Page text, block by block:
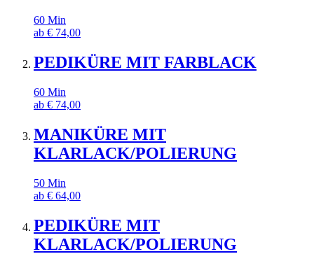
60 Min
ab € 74,00
PEDIKÜRE MIT FARBLACK
60 Min
ab € 74,00
MANIKÜRE MIT
KLARLACK/POLIERUNG
50 Min
ab € 64,00
PEDIKÜRE MIT
KLARLACK/POLIERUNG